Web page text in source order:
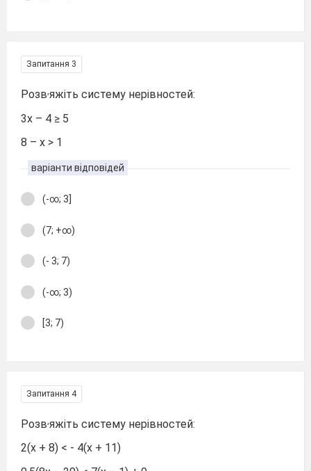
Запитання 3
Розв,яжіть систему нерівностей:
3х – 4 ≥ 5
8 – х > 1
варіанти відповідей
(-∞; 3]
(7; +∞)
(- 3; 7)
(-∞; 3)
[3; 7)
Запитання 4
Розв яжіть систему нерівностей:
2(х + 8) < - 4(х + 11)